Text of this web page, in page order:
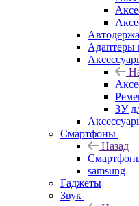
Адаптеры
ЗУ
Смартфоны
Назад
samsung
Гаджеты
Звук